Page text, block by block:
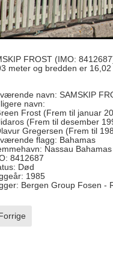
FROST (IMO:
meter og bredden er 16,02
navn: SAMSKIP
navn:
Frost (Frem til januar
(Frem til desember
Gregersen (Frem til
flagg: Bahamas
Nassau Bahamas
8412687
Død
1985
Bergen Group Fosen -
artikkel: Rubin